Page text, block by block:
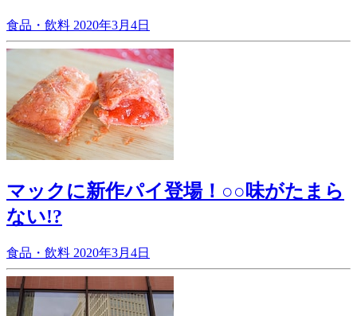
食品・飲料 2020年3月4日
マックに新作パイ登場！○○味がたまら
ない!?
食品・飲料 2020年3月4日